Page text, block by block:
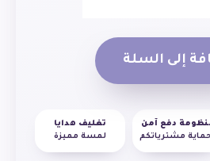
إلى السلة
دفع آمن
مشترياتكم
تغليف هدايا
لمسة مميزة